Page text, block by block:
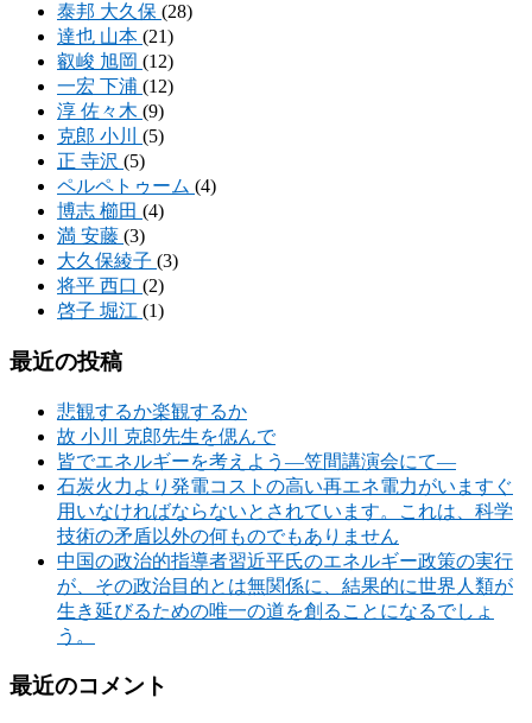
泰邦 大久保 (28)
達也 山本 (21)
叡峻 旭岡 (12)
一宏 下浦 (12)
淳 佐々木 (9)
克郎 小川 (5)
正 寺沢 (5)
ペルペトゥーム (4)
博志 櫛田 (4)
満 安藤 (3)
大久保綾子 (3)
将平 西口 (2)
啓子 堀江 (1)
最近の投稿
悲観するか楽観するか
故 小川 克郎先生を偲んで
皆でエネルギーを考えよう―笠間講演会にて―
石炭火力より発電コストの高い再エネ電力がいますぐ
用いなければならないとされています。これは、科学
技術の矛盾以外の何ものでもありません
中国の政治的指導者習近平氏のエネルギー政策の実行
が、その政治目的とは無関係に、結果的に世界人類が
生き延びるための唯一の道を創ることになるでしょ
う。
最近のコメント